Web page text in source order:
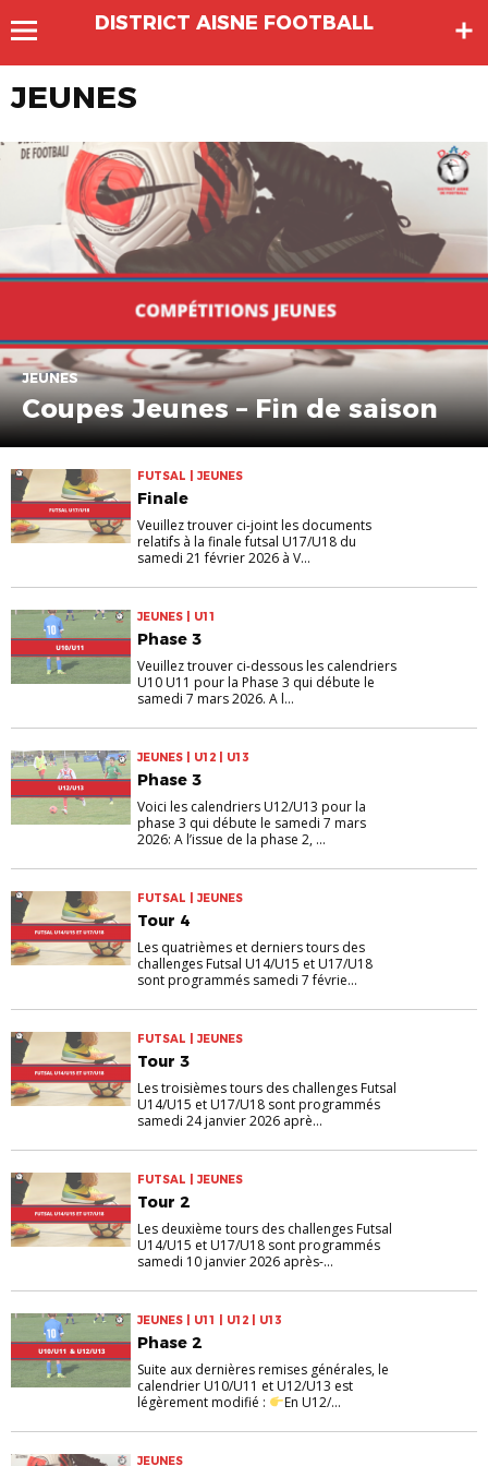
DISTRICT AISNE FOOTBALL
JEUNES
JEUNES
Coupes Jeunes – Fin de saison
FUTSAL | JEUNES
Finale
Veuillez trouver ci-joint les documents
relatifs à la finale futsal U17/U18 du
samedi 21 février 2026 à V...
JEUNES | U11
Phase 3
Veuillez trouver ci-dessous les calendriers
U10 U11 pour la Phase 3 qui débute le
samedi 7 mars 2026. A l...
JEUNES | U12 | U13
Phase 3
Voici les calendriers U12/U13 pour la
phase 3 qui débute le samedi 7 mars
2026: A l’issue de la phase 2, ...
FUTSAL | JEUNES
Tour 4
Les quatrièmes et derniers tours des
challenges Futsal U14/U15 et U17/U18
sont programmés samedi 7 févrie...
FUTSAL | JEUNES
Tour 3
Les troisièmes tours des challenges Futsal
U14/U15 et U17/U18 sont programmés
samedi 24 janvier 2026 aprè...
FUTSAL | JEUNES
Tour 2
Les deuxième tours des challenges Futsal
U14/U15 et U17/U18 sont programmés
samedi 10 janvier 2026 après-...
JEUNES | U11 | U12 | U13
Phase 2
Suite aux dernières remises générales, le
calendrier U10/U11 et U12/U13 est
légèrement modifié :
En U12/...
JEUNES